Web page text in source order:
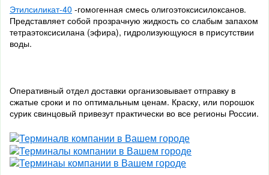
Этилсиликат-40 -гомогенная смесь олигоэтоксисилоксанов.
Представляет собой прозрачную жидкость со слабым запахом
тетраэтоксисилана (эфира), гидролизующуюся в присутствии
воды.
Оперативный отдел доставки организовывает отправку в
сжатые сроки и по оптимальным ценам. Краску, или порошок
сурик свинцовый привезут практически во все регионы России.